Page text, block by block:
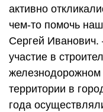
активно
чем-то помочь
Сергей
участие в
железнодорожном
территории в
года